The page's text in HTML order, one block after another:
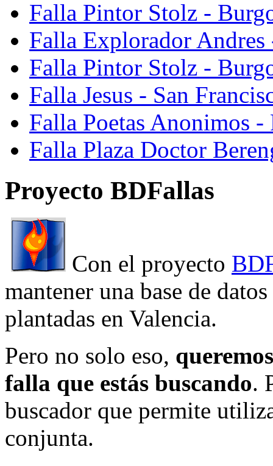
Falla Pintor Stolz -
Falla Explorador Andres
Falla Pintor Stolz -
Falla Jesus - San
Falla Poetas Anonimos
Falla Plaza Doctor
Proyecto BDFallas
Con el proyecto
mantener una base de
plantadas en Valencia.
Pero no solo eso,
falla que estás buscando.
buscador que permite
conjunta.